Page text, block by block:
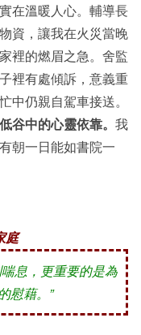
在溫暖人心。輔導長
資，讓我在火災當晚
裡的燃眉之急。舍監
裡有處傾訴，意義重
中仍親自駕車接送。
谷中的心靈依靠。 我
朝一日能如書院一
庭
息，更重要的是為
慰藉。”